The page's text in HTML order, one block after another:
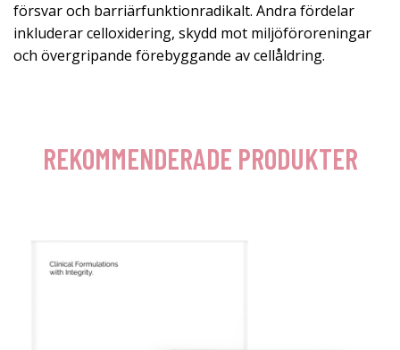
försvar och barriärfunktionradikalt. Andra fördelar
inkluderar celloxidering, skydd mot miljöföroreningar
och övergripande förebyggande av cellåldring.
REKOMMENDERADE PRODUKTER